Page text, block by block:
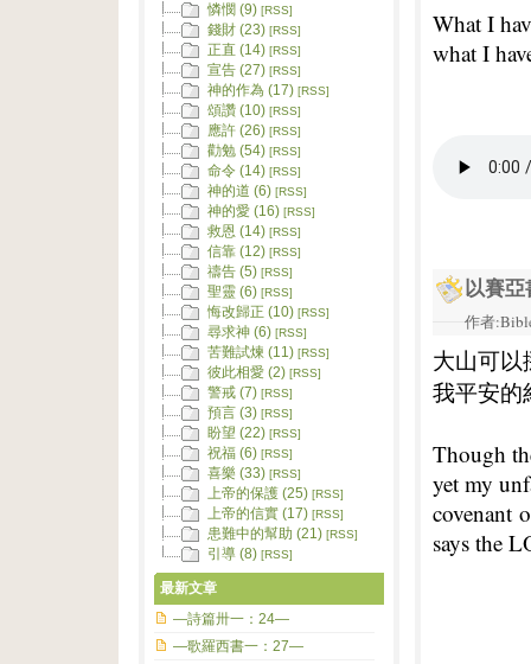
What I
what I
以賽亞
作者
大山可以
我平安的
Though
yet my
covenant
says the
憐憫 (9) [RSS]
錢財 (23) [RSS]
正直 (14) [RSS]
宣告 (27) [RSS]
神的作為 (17) [RSS]
頌讚 (10) [RSS]
應許 (26) [RSS]
勸勉 (54) [RSS]
命令 (14) [RSS]
神的道 (6) [RSS]
神的愛 (16) [RSS]
救恩 (14) [RSS]
信靠 (12) [RSS]
禱告 (5) [RSS]
聖靈 (6) [RSS]
悔改歸正 (10) [RSS]
尋求神 (6) [RSS]
苦難試煉 (11) [RSS]
彼此相愛 (2) [RSS]
警戒 (7) [RSS]
預言 (3) [RSS]
盼望 (22) [RSS]
祝福 (6) [RSS]
喜樂 (33) [RSS]
上帝的保護 (25) [RSS]
上帝的信實 (17) [RSS]
患難中的幫助 (21) [RSS]
引導 (8) [RSS]
最新文章
—詩篇卅一：24—
—歌羅西書一：27—